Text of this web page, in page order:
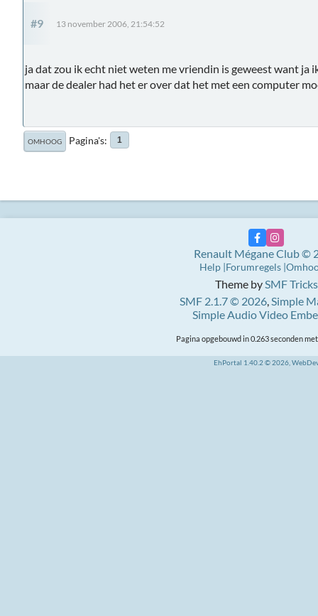
#9 13 november 2006, 21:54:52
ja dat zou ik echt niet weten me vriendin is geweest want ja
maar de dealer had het er over dat het met een computer
OMHOOG Pagina's 1
Theme bySMF Tricks
SMF 2.1.7 © 2026,Simple
Simple Audio Video
Renault Mégane Club ©
Help Forumregels
Pagina opgebouwd in 0.263 seconden
EhPortal 1.40.2 © 2026,